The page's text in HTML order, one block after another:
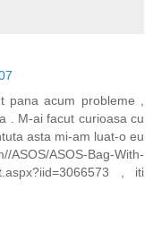
acum probleme ,
. M-ai facut curioasa cu
asta mi-am luat-o eu
ASOS-Bag-With-
, iti